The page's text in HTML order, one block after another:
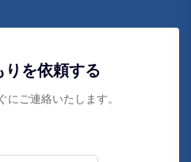
りを依頼する
にご連絡いたします。